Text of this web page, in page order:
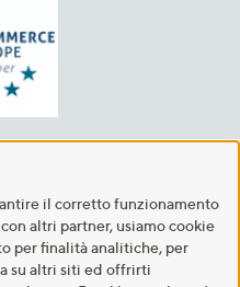
il corretto funzionamento
altri partner, usiamo cookie
per finalità analitiche, per
su altri siti ed offrirti